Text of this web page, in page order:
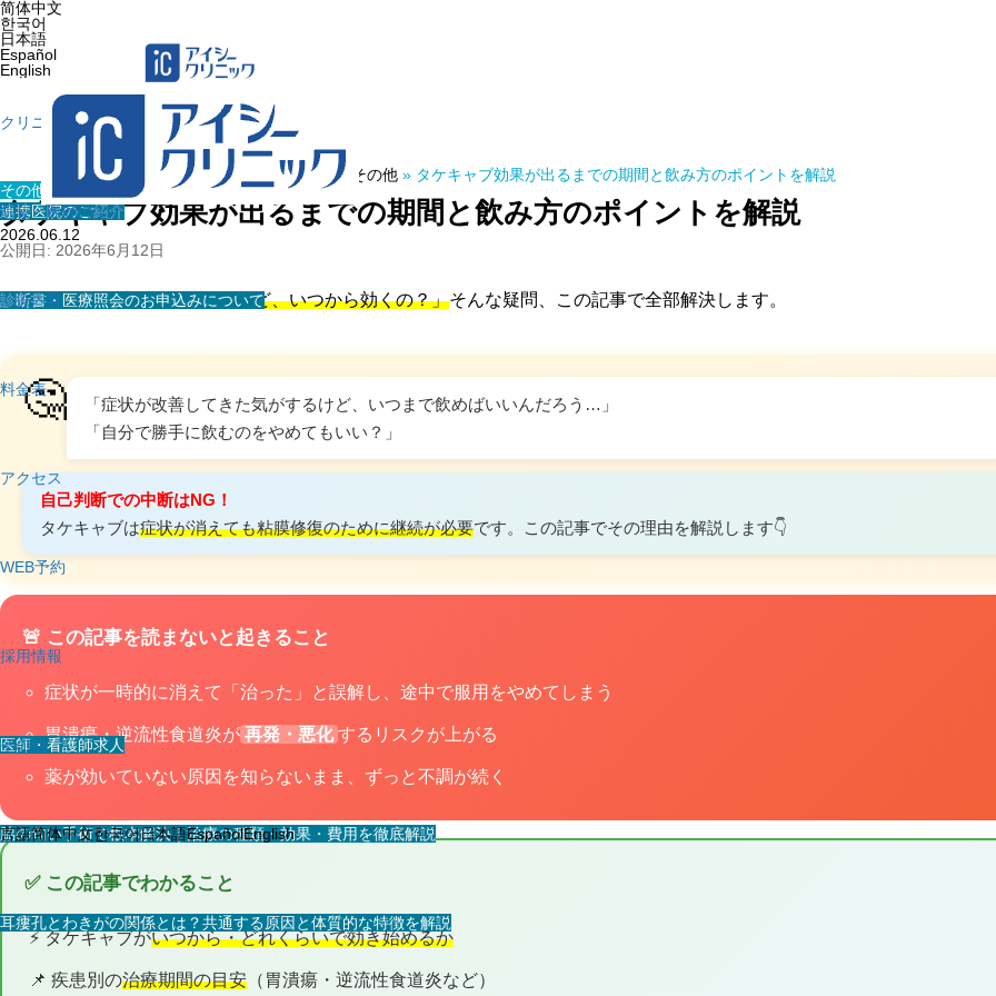
简体中文
한국어
日本語
Español
English
クリニック紹介
連携医院のご紹介
診断書・医療照会のお申込みについて
院長・医師の紹介
診療内容
料金表
アクセス
WEB予約
採用情報
医師・看護師求人
スタッフ求人
その他
脇の匂い手術で根本解決｜治療の種類・効果・費用を徹底解説
耳瘻孔とわきがの関係とは？共通する原因と体質的な特徴を解説
言語简体中文한국어日本語EspañolEnglish
ホーム 医療コラム » その他 » タケキャブ効果が出るまでの期間と飲み方のポイントを解説
その他
タケキャブ効果が出るまでの期間と飲み方のポイントを解説
2026.06.12
公開日: 2026年6月12日
💊「タケキャブを飲み始めたけど、いつから効くの？」そんな疑問、この記事で全部解決します。
🤔
「症状が改善してきた気がするけど、いつまで飲めばいいんだろう…」
「自分で勝手に飲むのをやめてもいい？」
自己判断での中断はNG！
タケキャブは症状が消えても粘膜修復のために継続が必要です。この記事でその理由を解説します👇
🚨 この記事を読まないと起きること
症状が一時的に消えて「治った」と誤解し、途中で服用をやめてしまう
胃潰瘍・逆流性食道炎が 再発・悪化 するリスクが上がる
薬が効いていない原因を知らないまま、ずっと不調が続く
✅ この記事でわかること
⚡ タケキャブがいつから・どれくらいで効き始めるか
📌 疾患別の治療期間の目安 （胃潰瘍・逆流性食道炎など）